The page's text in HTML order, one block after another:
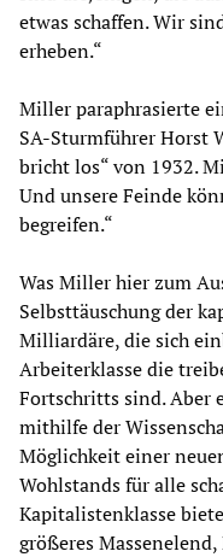
etwas schaffen. Wir
erheben.“
Miller paraphrasierte
SA-Sturmführer Horst
bricht los“ von 1932.
Und unsere Feinde
begreifen.“
Was Miller hier zum
Selbsttäuschung der
Milliardäre, die sich
Arbeiterklasse die
Fortschritts sind. Aber
mithilfe der
Möglichkeit einer
Wohlstands für alle
Kapitalistenklasse
größeres